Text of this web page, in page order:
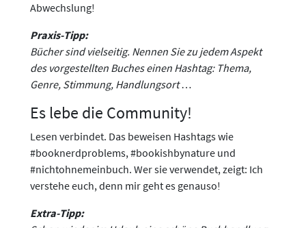
Abwechslung!
Praxis-Tipp:
Bücher sind vielseitig. Nennen Sie zu jedem Aspekt
des vorgestellten Buches einen Hashtag: Thema,
Genre, Stimmung, Handlungsort…
Es lebe die Community!
Lesen verbindet. Das beweisen Hashtags wie
#booknerdproblems, #bookishbynature und
#nichtohnemeinbuch. Wer sie verwendet, zeigt: Ich
verstehe euch, denn mir geht es genauso!
Extra-Tipp: